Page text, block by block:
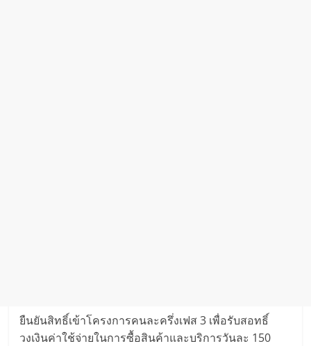
ยืนยันสิทธิ์เข้าโครงการคนละครึ่งเฟส 3 เพื่อรับสอทธิ์
วงเงินค่าใช้จ่ายในการซื้อสินค้าและบริการวันละ 150